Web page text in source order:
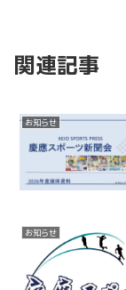
関連記事
お知らせ
お知らせ